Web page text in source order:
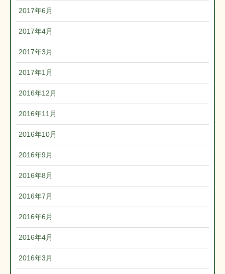
2017年6月
2017年4月
2017年3月
2017年1月
2016年12月
2016年11月
2016年10月
2016年9月
2016年8月
2016年7月
2016年6月
2016年4月
2016年3月